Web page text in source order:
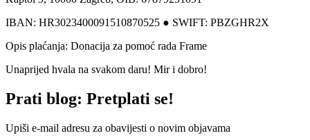
IBAN: HR3023400091510870525 ● SWIFT: PBZGHR2X
Opis plaćanja: Donacija za pomoć rada Frame
Unaprijed hvala na svakom daru! Mir i dobro!
Prati blog: Pretplati se!
Upiši e-mail adresu za obavijesti o novim objavama